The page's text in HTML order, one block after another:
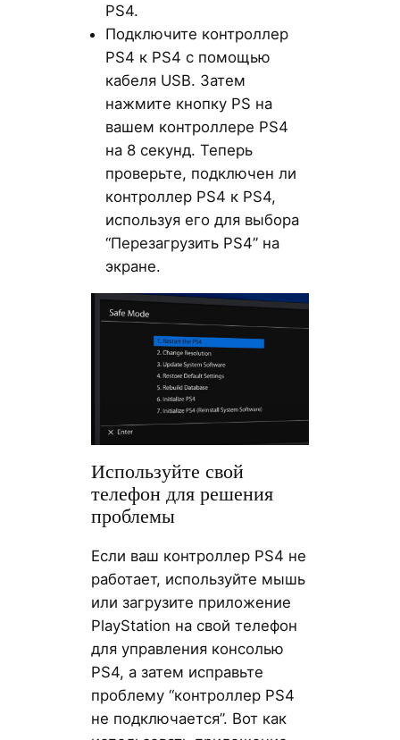
PS4.
Подключите контроллер
PS4 к PS4 с помощью
кабеля USB. Затем
нажмите кнопку PS на
вашем контроллере PS4
на 8 секунд. Теперь
проверьте, подключен ли
контроллер PS4 к PS4,
используя его для выбора
“Перезагрузить PS4” на
экране.
Используйте свой
телефон для решения
проблемы
Если ваш контроллер PS4 не
работает, используйте мышь
или загрузите приложение
PlayStation на свой телефон
для управления консолью
PS4, а затем исправьте
проблему “контроллер PS4
не подключается”. Вот как